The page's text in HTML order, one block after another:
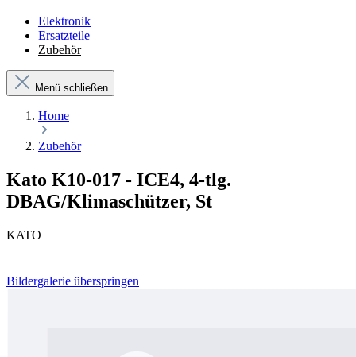
Elektronik
Ersatzteile
Zubehör
Menü schließen
Home
Zubehör
Kato K10-017 - ICE4, 4-tlg.
DBAG/Klimaschützer, St
KATO
Bildergalerie überspringen